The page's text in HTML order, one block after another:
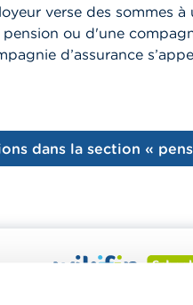
verse des sommes à
ou d'une
d’assurance
dans la section «